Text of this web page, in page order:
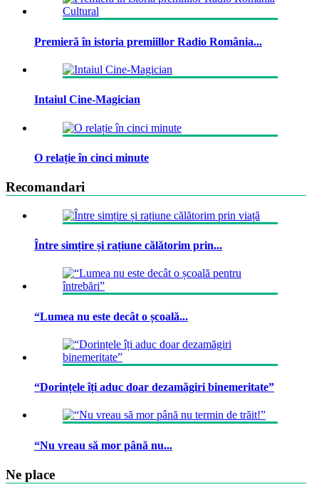
Premieră în istoria premiillor Radio România...
Intaiul Cine-Magician
O relație în cinci minute
Recomandari
Între simțire și rațiune călătorim prin...
“Lumea nu este decât o școală...
“Dorințele îți aduc doar dezamăgiri binemeritate”
“Nu vreau să mor până nu...
Ne place